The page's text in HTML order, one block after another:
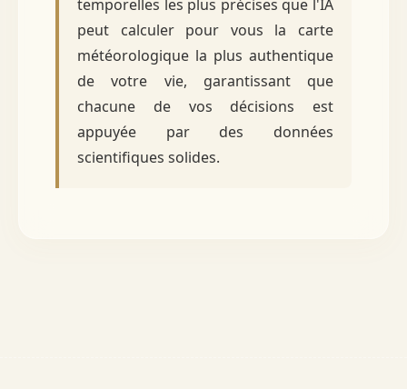
temporelles les plus précises que l'IA
peut calculer pour vous la carte
météorologique la plus authentique
de votre vie, garantissant que
chacune de vos décisions est
appuyée par des données
scientifiques solides.